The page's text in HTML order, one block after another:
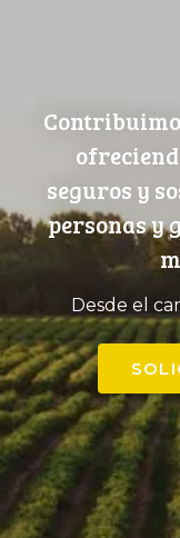
seguros y
personas y
Desde el